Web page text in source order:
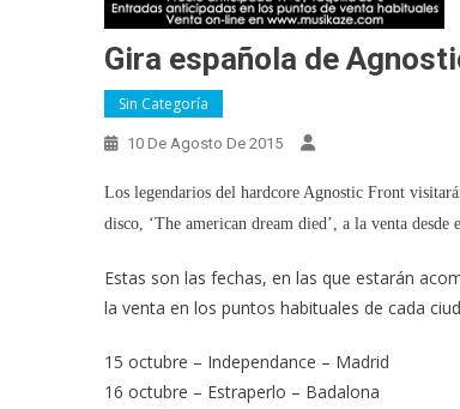
Gira española de
Sin Categoría
10 De Agosto De 2015
Los legendarios del hardcore Agnostic Front
disco, ‘The american dream died’, a la venta desde
Estas son las fechas, en las que estarán
la venta en los puntos habituales de cada
15 octubre – Independance – Madrid
16 octubre – Estraperlo – Badalona